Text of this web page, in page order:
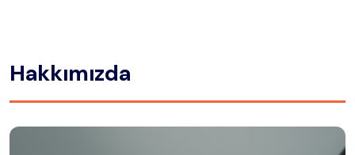
Hakkımızda